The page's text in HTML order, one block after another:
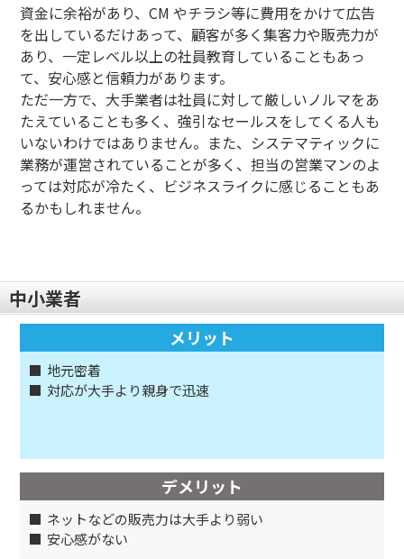
資金に余裕があり、CM やチラシ等に費用をかけて広告
を出しているだけあって、顧客が多く集客力や販売力が
あり、一定レベル以上の社員教育していることもあっ
て、安心感と信頼力があります。
ただ一方で、大手業者は社員に対して厳しいノルマをあ
たえていることも多く、強引なセールスをしてくる人も
いないわけではありません。また、システマティックに
業務が運営されていることが多く、担当の営業マンのよ
っては対応が冷たく、ビジネスライクに感じることもあ
るかもしれません。
中小業者
メリット
地元密着
対応が大手より親身で迅速
デメリット
ネットなどの販売力は大手より弱い
安心感がない